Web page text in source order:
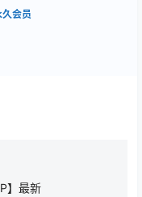
会员
】最新